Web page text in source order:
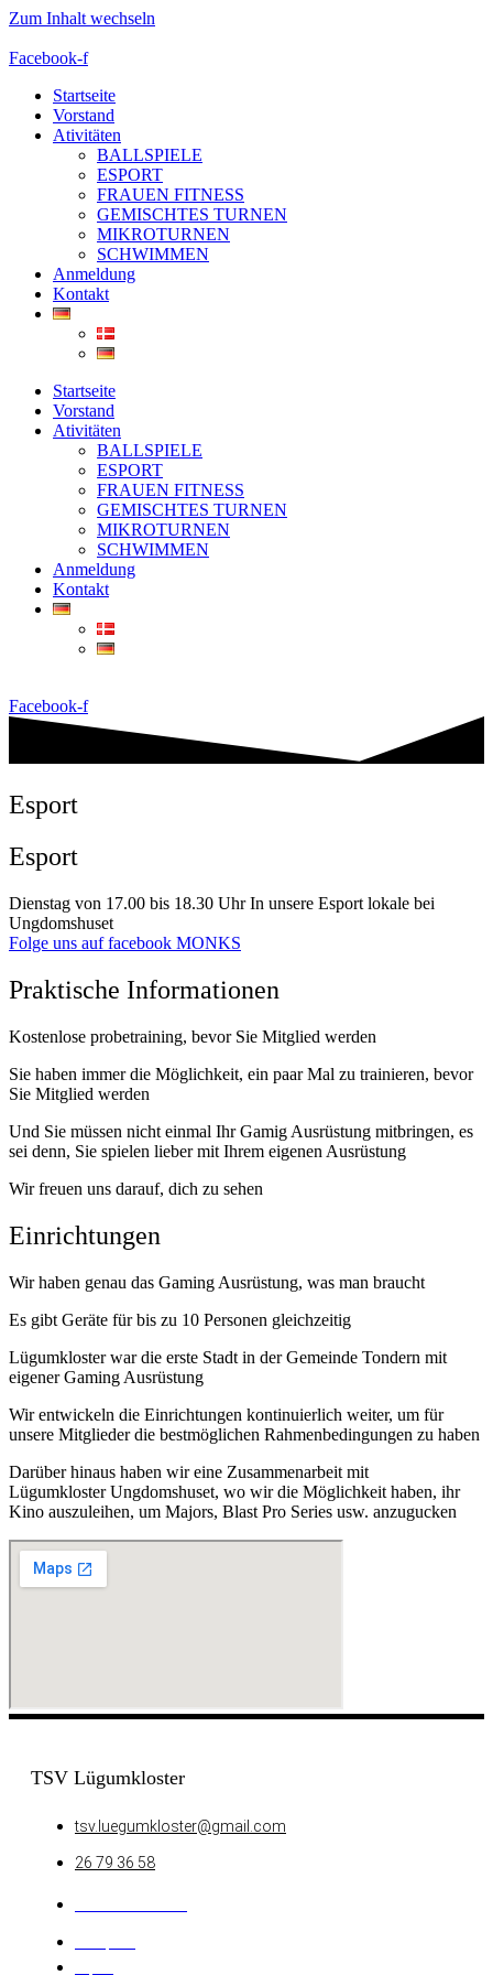
Zum Inhalt wechseln
Facebook-f
Startseite
Vorstand
Ativitäten
BALLSPIELE
ESPORT
FRAUEN FITNESS
GEMISCHTES TURNEN
MIKROTURNEN
SCHWIMMEN
Anmeldung
Kontakt
Startseite
Vorstand
Ativitäten
BALLSPIELE
ESPORT
FRAUEN FITNESS
GEMISCHTES TURNEN
MIKROTURNEN
SCHWIMMEN
Anmeldung
Kontakt
Facebook-f
Esport
Esport
Dienstag von 17.00 bis 18.30 Uhr In unsere Esport lokale bei
Ungdomshuset
Folge uns auf facebook MONKS
Praktische Informationen
Kostenlose probetraining, bevor Sie Mitglied werden
Sie haben immer die Möglichkeit, ein paar Mal zu trainieren, bevor
Sie Mitglied werden
Und Sie müssen nicht einmal Ihr Gamig Ausrüstung mitbringen, es
sei denn, Sie spielen lieber mit Ihrem eigenen Ausrüstung
Wir freuen uns darauf, dich zu sehen
Einrichtungen
Wir haben genau das Gaming Ausrüstung, was man braucht
Es gibt Geräte für bis zu 10 Personen gleichzeitig
Lügumkloster war die erste Stadt in der Gemeinde Tondern mit
eigener Gaming Ausrüstung
Wir entwickeln die Einrichtungen kontinuierlich weiter, um für
unsere Mitglieder die bestmöglichen Rahmenbedingungen zu haben
Darüber hinaus haben wir eine Zusammenarbeit mit
Lügumkloster Ungdomshuset, wo wir die Möglichkeit haben, ihr
Kino auszuleihen, um Majors, Blast Pro Series usw. anzugucken
TSV Lügumkloster
tsv.luegumkloster@gmail.com
26 79 36 58